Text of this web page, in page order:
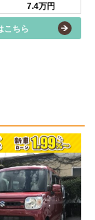
7.4万円
こちら